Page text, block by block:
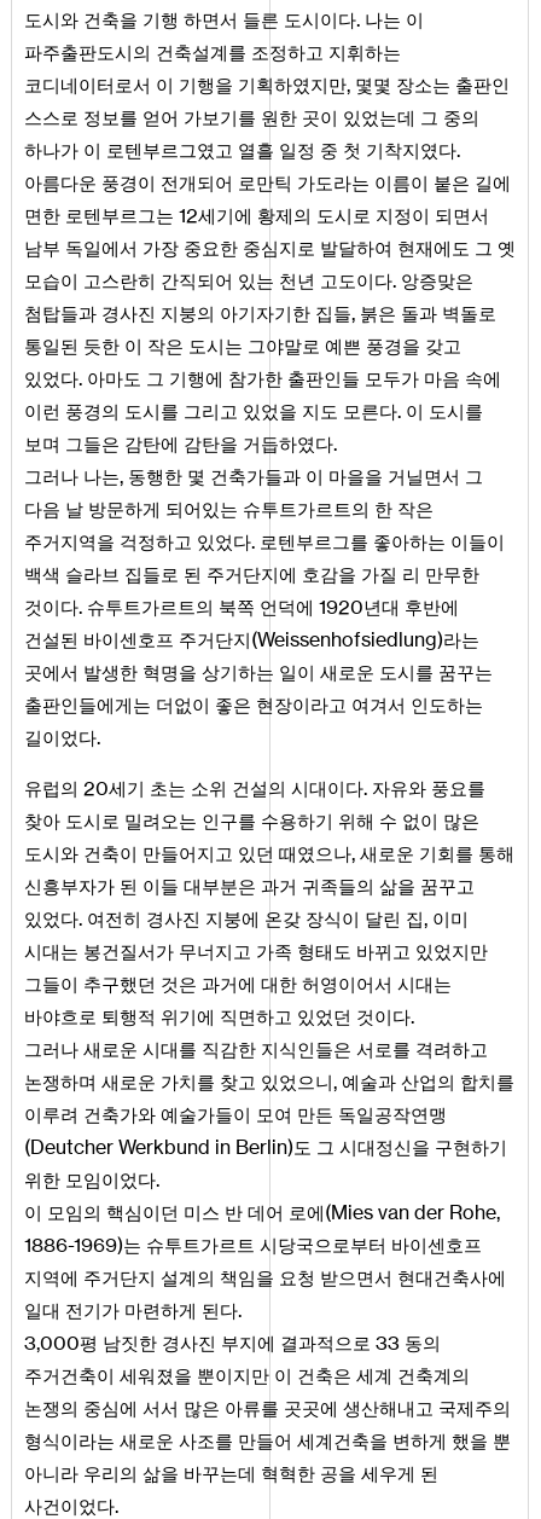
도시와 건축을 기행 하면서 들른 도시이다. 나는 이
파주출판도시의 건축설계를 조정하고 지휘하는
코디네이터로서 이 기행을 기획하였지만, 몇몇 장소는 출판인
스스로 정보를 얻어 가보기를 원한 곳이 있었는데 그 중의
하나가 이 로텐부르그였고 열흘 일정 중 첫 기착지였다.
아름다운 풍경이 전개되어 로만틱 가도라는 이름이 붙은 길에
면한 로텐부르그는 12세기에 황제의 도시로 지정이 되면서
남부 독일에서 가장 중요한 중심지로 발달하여 현재에도 그 옛
모습이 고스란히 간직되어 있는 천년 고도이다. 앙증맞은
첨탑들과 경사진 지붕의 아기자기한 집들, 붉은 돌과 벽돌로
통일된 듯한 이 작은 도시는 그야말로 예쁜 풍경을 갖고
있었다. 아마도 그 기행에 참가한 출판인들 모두가 마음 속에
이런 풍경의 도시를 그리고 있었을 지도 모른다. 이 도시를
보며 그들은 감탄에 감탄을 거듭하였다.
그러나 나는, 동행한 몇 건축가들과 이 마을을 거닐면서 그
다음 날 방문하게 되어있는 슈투트가르트의 한 작은
주거지역을 걱정하고 있었다. 로텐부르그를 좋아하는 이들이
백색 슬라브 집들로 된 주거단지에 호감을 가질 리 만무한
것이다. 슈투트가르트의 북쪽 언덕에 1920년대 후반에
건설된 바이센호프 주거단지(Weissenhofsiedlung)라는
곳에서 발생한 혁명을 상기하는 일이 새로운 도시를 꿈꾸는
출판인들에게는 더없이 좋은 현장이라고 여겨서 인도하는
길이었다.
유럽의 20세기 초는 소위 건설의 시대이다. 자유와 풍요를
찾아 도시로 밀려오는 인구를 수용하기 위해 수 없이 많은
도시와 건축이 만들어지고 있던 때였으나, 새로운 기회를 통해
신흥부자가 된 이들 대부분은 과거 귀족들의 삶을 꿈꾸고
있었다. 여전히 경사진 지붕에 온갖 장식이 달린 집, 이미
시대는 봉건질서가 무너지고 가족 형태도 바뀌고 있었지만
그들이 추구했던 것은 과거에 대한 허영이어서 시대는
바야흐로 퇴행적 위기에 직면하고 있었던 것이다.
그러나 새로운 시대를 직감한 지식인들은 서로를 격려하고
논쟁하며 새로운 가치를 찾고 있었으니, 예술과 산업의 합치를
이루려 건축가와 예술가들이 모여 만든 독일공작연맹
(Deutcher Werkbund in Berlin)도 그 시대정신을 구현하기
위한 모임이었다.
이 모임의 핵심이던 미스 반 데어 로에(Mies van der Rohe,
1886-1969)는 슈투트가르트 시당국으로부터 바이센호프
지역에 주거단지 설계의 책임을 요청 받으면서 현대건축사에
일대 전기가 마련하게 된다.
3,000평 남짓한 경사진 부지에 결과적으로 33 동의
주거건축이 세워졌을 뿐이지만 이 건축은 세계 건축계의
논쟁의 중심에 서서 많은 아류를 곳곳에 생산해내고 국제주의
형식이라는 새로운 사조를 만들어 세계건축을 변하게 했을 뿐
아니라 우리의 삶을 바꾸는데 혁혁한 공을 세우게 된
사건이었다.